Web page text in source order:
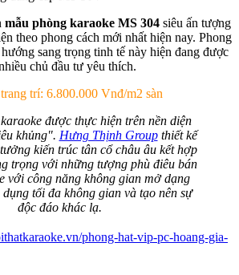
mẫu phòng karaoke MS 304 siêu ấn tượng
theo phong cách mới nhất hiện nay. Phong
sang trọng tinh tế này hiện đang được
chủ đầu tư yêu thích.
trí: 6.800.000 Vnđ/m2 sàn
được thực hiện trên nền diện
khủng". Hưng Thịnh Groupthiết kế
kiến trúc tân cổ châu âu kết hợp
trọng với những tượng phù điêu bán
với công năng không gian mở dạng
dụng tối đa không gian và tạo nên sự
độc đáo khác lạ.
phong-hat-vip-pc-hoang-gia-